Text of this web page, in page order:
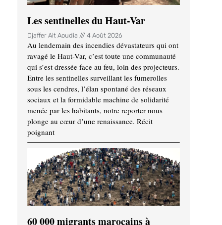
Les sentinelles du Haut-Var
Djaffer Ait Aoudia 4 Août 2026
Au lendemain des incendies dévastateurs qui ont
ravagé le Haut-Var, c’est toute une communauté
qui s’est dressée face au feu, loin des projecteurs.
Entre les sentinelles surveillant les fumerolles
sous les cendres, l’élan spontané des réseaux
sociaux et la formidable machine de solidarité
menée par les habitants, notre reporter nous
plonge au cœur d’une renaissance. Récit
poignant
60 000 migrants marocains à